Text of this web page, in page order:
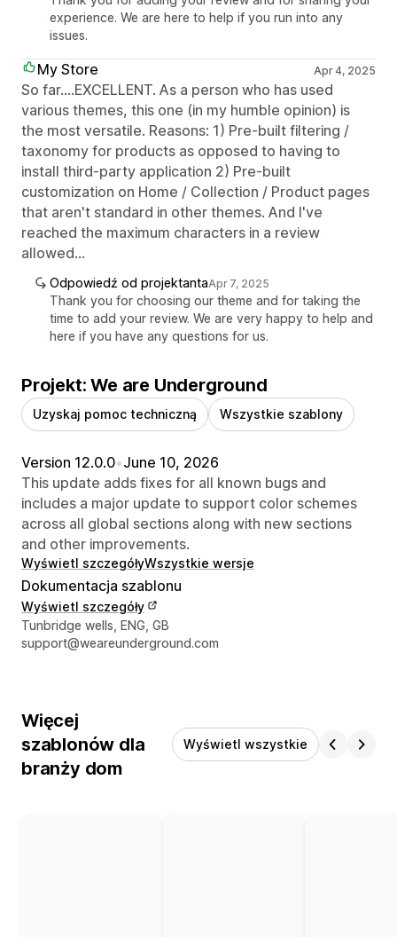
experience. We are here to help if you run into any
issues.
My Store Apr 4, 2025
So far....EXCELLENT. As a person who has used
various themes, this one (in my humble opinion) is
the most versatile. Reasons: 1) Pre-built filtering /
taxonomy for products as opposed to having to
install third-party application 2) Pre-built
customization on Home / Collection / Product pages
that aren't standard in other themes. And I've
reached the maximum characters in a review
allowed...
Odpowiedź od projektantaApr 7, 2025
Thank you for choosing our theme and for taking the
time to add your review. We are very happy to help and
here if you have any questions for us.
Projekt: We are Underground
Uzyskaj pomoc techniczną Wszystkie szablony
Version 12.0.0•June 10, 2026
This update adds fixes for all known bugs and
includes a major update to support color schemes
across all global sections along with new sections
and other improvements.
Wyświetl szczegółyWszystkie wersje
Dokumentacja szablonu
Wyświetl szczegóły
Dane kontaktowe projektanta
Tunbridge wells, ENG, GB
support@weareunderground.com
Więcej
szablonów dla
branży dom
Wyświetl wszystkie